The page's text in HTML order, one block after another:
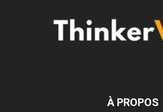
À PROPOS